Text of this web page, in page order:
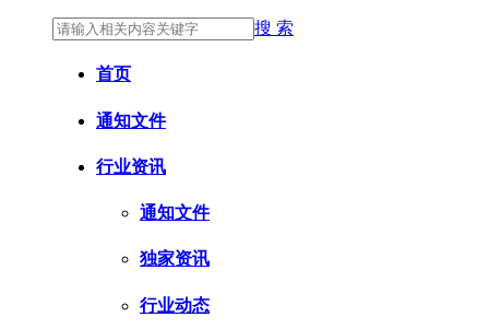
搜 索
首页
通知文件
行业资讯
通知文件
独家资讯
行业动态